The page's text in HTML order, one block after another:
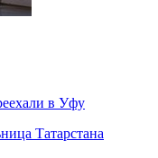
в Уфу
Татарстана